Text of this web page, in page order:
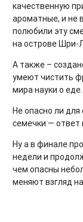
качественную
ароматные, и не
полюбили эту
на острове Шри-
А также –
умеют чистить
мира науки о еде.
Не опасно ли
семечки — ответ
Ну а в финале
недели и
чем опасны
меняют взгляд